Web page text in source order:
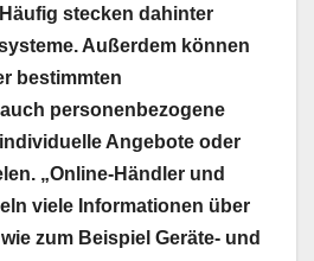
stecken dahinter
Außerdem können
bestimmten
personenbezogene
Angebote oder
„Online-Händler und
viele Informationen über
zum Beispiel Geräte- und